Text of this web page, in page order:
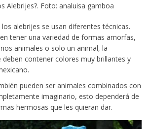
Alebrijes?. Foto: analuisa gamboa
alebrijes se usan diferentes técnicas.
tener una variedad de formas amorfas,
animales o solo un animal, la
deben contener colores muy brillantes y
pueden ser animales combinados con
imaginario, esto dependerá de
hermosas que les quieran dar.